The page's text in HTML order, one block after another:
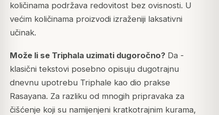
količinama podržava redovitost bez ovisnosti. U
većim količinama proizvodi izraženiji laksativni
učinak.
Može li se Triphala uzimati dugoročno? Da -
klasični tekstovi posebno opisuju dugotrajnu
dnevnu upotrebu Triphale kao dio prakse
Rasayana. Za razliku od mnogih pripravaka za
čišćenje koji su namijenjeni kratkotrajnim kurama,